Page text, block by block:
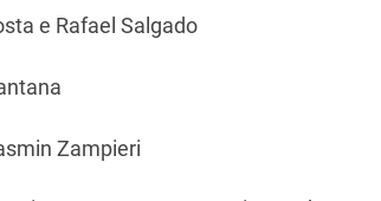
e Rafael Salgado
Zampieri